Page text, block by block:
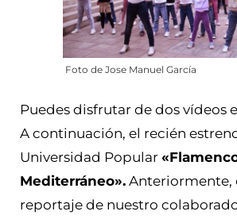
Foto de Jose Manuel García
Puedes disfrutar de dos vídeos
A continuación, el recién
Universidad Popular
Mediterráneo». Anteriormente,
reportaje de nuestro